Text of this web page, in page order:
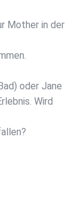
Mother in der
oder Jane
Wird